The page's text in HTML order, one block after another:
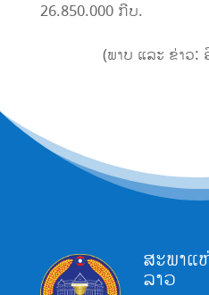
26.850.000 ກີບ.
(ພາບ ແລະ ຂ່າວ:
ສະພາແ
ລາວ